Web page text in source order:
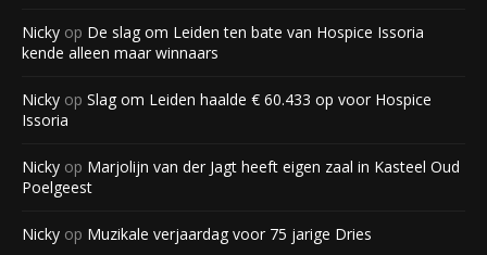
Nicky op De slag om Leiden ten bate van Hospice Issoria
kende alleen maar winnaars
Nicky op Slag om Leiden haalde € 60.433 op voor Hospice
Issoria
Nicky op Marjolijn van der Jagt heeft eigen zaal in Kasteel Oud
Poelgeest
Nicky op Muzikale verjaardag voor 75 jarige Dries